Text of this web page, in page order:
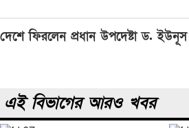
Post
দেশে ফিরলেন প্রধান উপদেষ্টা ড. ইউনূস
এই বিভাগের আরও খবর